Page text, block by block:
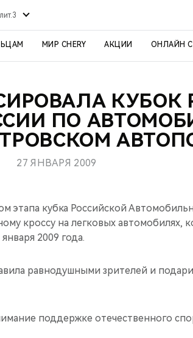
МИР CHERY АКЦИИ ОНЛАЙН
КУБОК
ПО
27 ЯНВАРЯ 2009
этапа кубка Российской
кроссу на легковых автомобилях,
2009 года.
равнодушными зрителей и
поддержке отечественного